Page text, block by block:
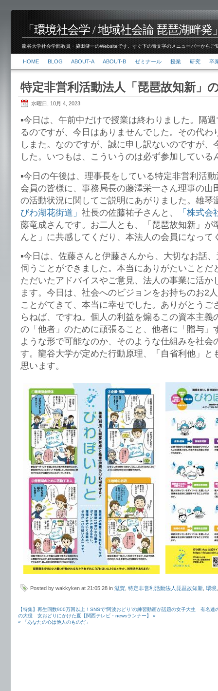
「環境社会学 / 地域社会論 琵琶湖畔発
龍谷大学社会学部教員・脇田健一のWebsiteです。すぐ下の青文字のメニューバーから
HOME BLOG ABOUT-A ABOUT-B ゼミナール 授業 研究 卒
特定非営利活動法人「琵琶故知新」
水曜日, 10月 4, 2023
▪️今日は、午前中だけで授業は終わりました。隔
るのですが、今日はありませんでした。その代わ
しまた。なのですが、誠に申し訳ないのですが、
した。いつもは、こういうのは必ず参加している
▪️今日の午後は、理事長をしている特定非営利活
会員の皆様に、事務局長の藤澤栄一さん理事の山
の活動状況に関してご説明にあがりました。雄琴
びわ湖花街道」 社長の佐藤祐子さんと、
「株式
藤竜成さんです。お二人とも、「琵琶故知新」が
んと」に共感してくだり、本法人の会員になって
▪️今日は、佐藤さんと伊藤さんから、大切なお話
伺うことができました。本当にありがたいことだ
ただいたアドバイスやご意見、法人の事業に活か
ます。今日は、社会へのビジョンをお持ちのお2
ことがてきて、本当に幸せでした。ありがとうご
らねば、ですね。個人の利益を煽るこの資本主義
の「他者」のために頑張ること、他者に「贈与」
ような形で可能なのか、そのような仕組みを社会
す。龍谷大学が定めた行動原理、「自省利他」と
思います。
Posted by wakkyken at 21:05:28 in 滋賀 特定非営利活動法人琵琶故知新 環境
【特集】再生回数900万回以上！SNSで“阿波おどり”の練習動画が話題の女子大生 有名
の大役 女おどりにかけた夏【関西テレビ・newsランナー】 »
« 「あなたの心は他人のものだ」